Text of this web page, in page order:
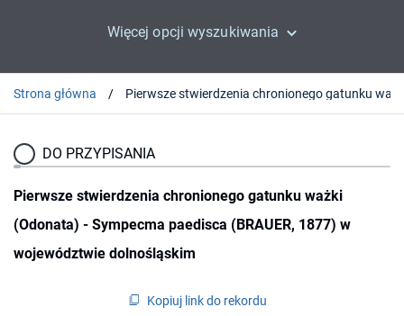
Więcej opcji wyszukiwania
Strona główna
DO PRZYPISANIA
Pierwsze stwierdzenia chronionego gatunku ważki
(Odonata) - Sympecma paedisca (BRAUER, 1877) w
województwie dolnośląskim
Kopiuj link do rekordu